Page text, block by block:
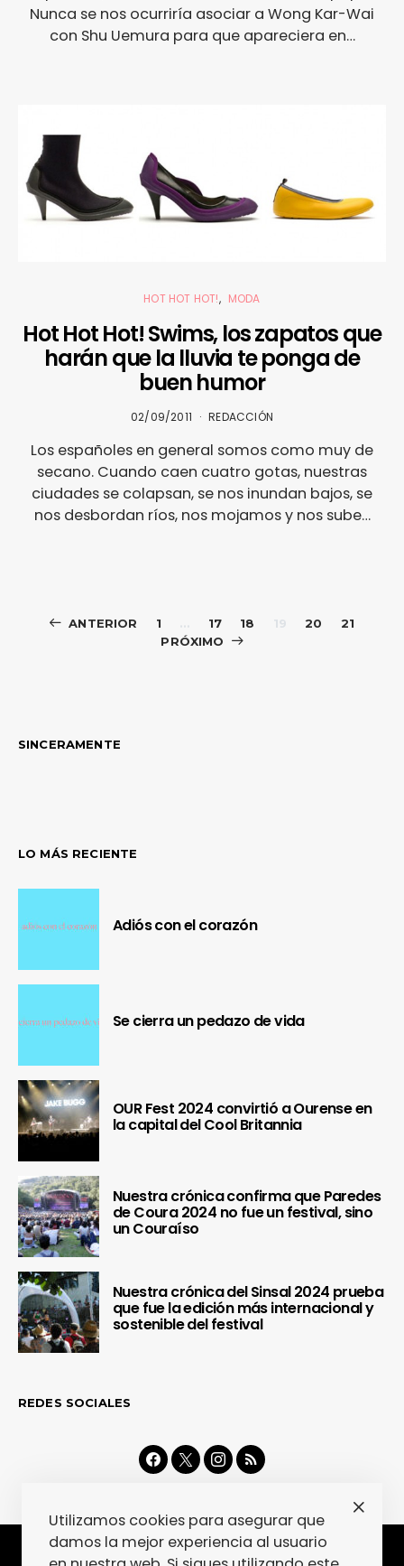
Nunca se nos ocurriría asociar a Wong Kar-Wai
con Shu Uemura para que apareciera en…
HOT HOT HOT! MODA
Hot Hot Hot! Swims, los zapatos que
harán que la lluvia te ponga de
buen humor
02/09/2011 REDACCIÓN
Los españoles en general somos como muy de
secano. Cuando caen cuatro gotas, nuestras
ciudades se colapsan, se nos inundan bajos, se
nos desbordan ríos, nos mojamos y nos sube…
Paginación
ANTERIOR 1 … 17 18 19 20
21
PRÓXIMO
SINCERAMENTE
LO MÁS RECIENTE
Adiós con el corazón
Se cierra un pedazo de vida
OUR Fest 2024 convirtió a Ourense en
la capital del Cool Britannia
Nuestra crónica confirma que Paredes
de Coura 2024 no fue un festival, sino
un Couraíso
Nuestra crónica del Sinsal 2024 prueba
que fue la edición más internacional y
sostenible del festival
REDES SOCIALES
Utilizamos cookies para asegurar que
damos la mejor experiencia al usuario